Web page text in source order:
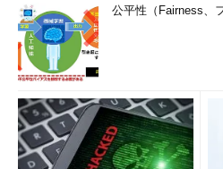
公平性（Fairness、